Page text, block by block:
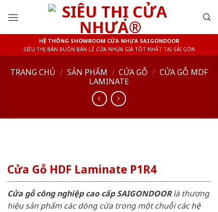
HỆ THỐNG SHOWROOM CỬA NHỰA SAIGONDOOR
SIÊU THỊ BÁN BUÔN BÁN LẺ CỬA NHỰA GIÁ TỐT NHẤT TẠI SÀI GÒN
TRANG CHỦ / SẢN PHẨM / CỬA GỖ / CỬA GỖ MDF
LAMINATE
Cửa Gỗ HDF Laminate P1R4
Cửa gỗ công nghiệp cao cấp SAIGONDOORlà thương
hiệu sản phẩm các dòng cửa trong một chuỗi các hệ